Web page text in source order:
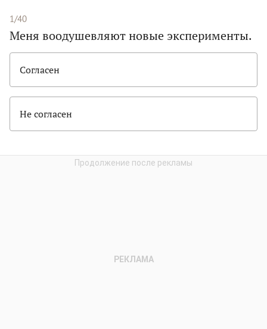
1/40
Меня воодушевляют новые эксперименты.
Согласен
Не согласен